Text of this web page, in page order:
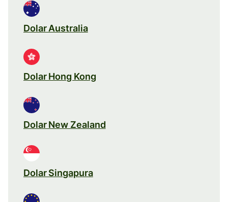
Dolar Australia
Dolar Hong Kong
Dolar New Zealand
Dolar Singapura